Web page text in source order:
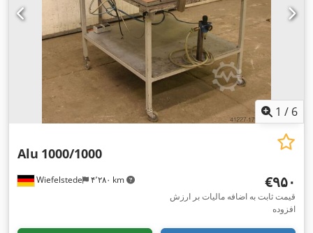
1 / 6
Wiefelstede ۴٬۲۸۰ km
Alu 1000/1000
‎€۹۵۰
قیمت ثابت به اضافه مالیات بر ارزش
افزوده